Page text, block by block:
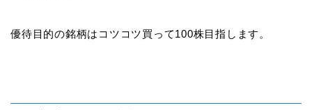
優待目的の銘柄はコツコツ買って100株目指します。